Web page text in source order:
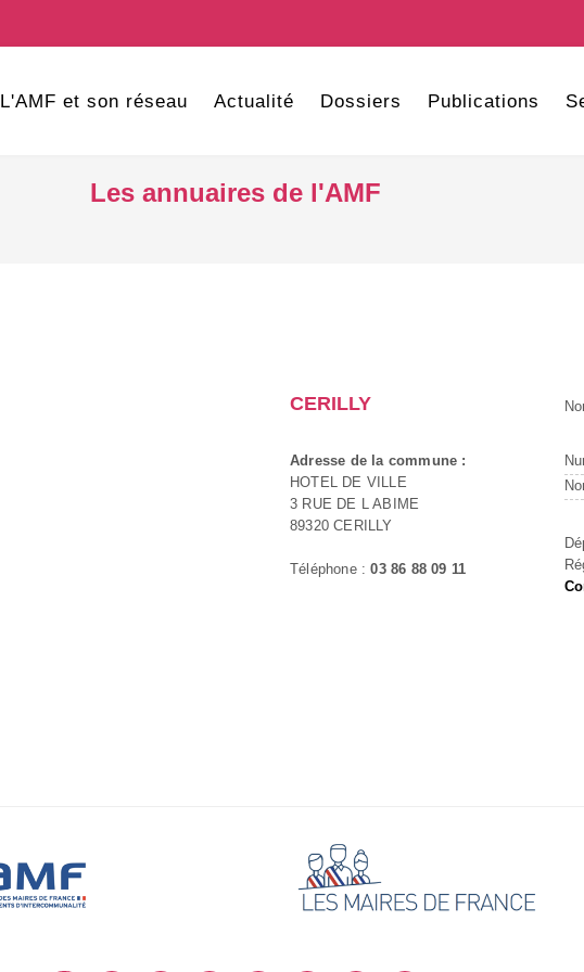
L'AMF et son réseau Actualité Dossiers Publications
Les annuaires de l'AMF
CERILLY
Adresse de la commune :
HOTEL DE VILLE
3 RUE DE L ABIME
89320 CERILLY
Téléphone :03 86 88 09 11